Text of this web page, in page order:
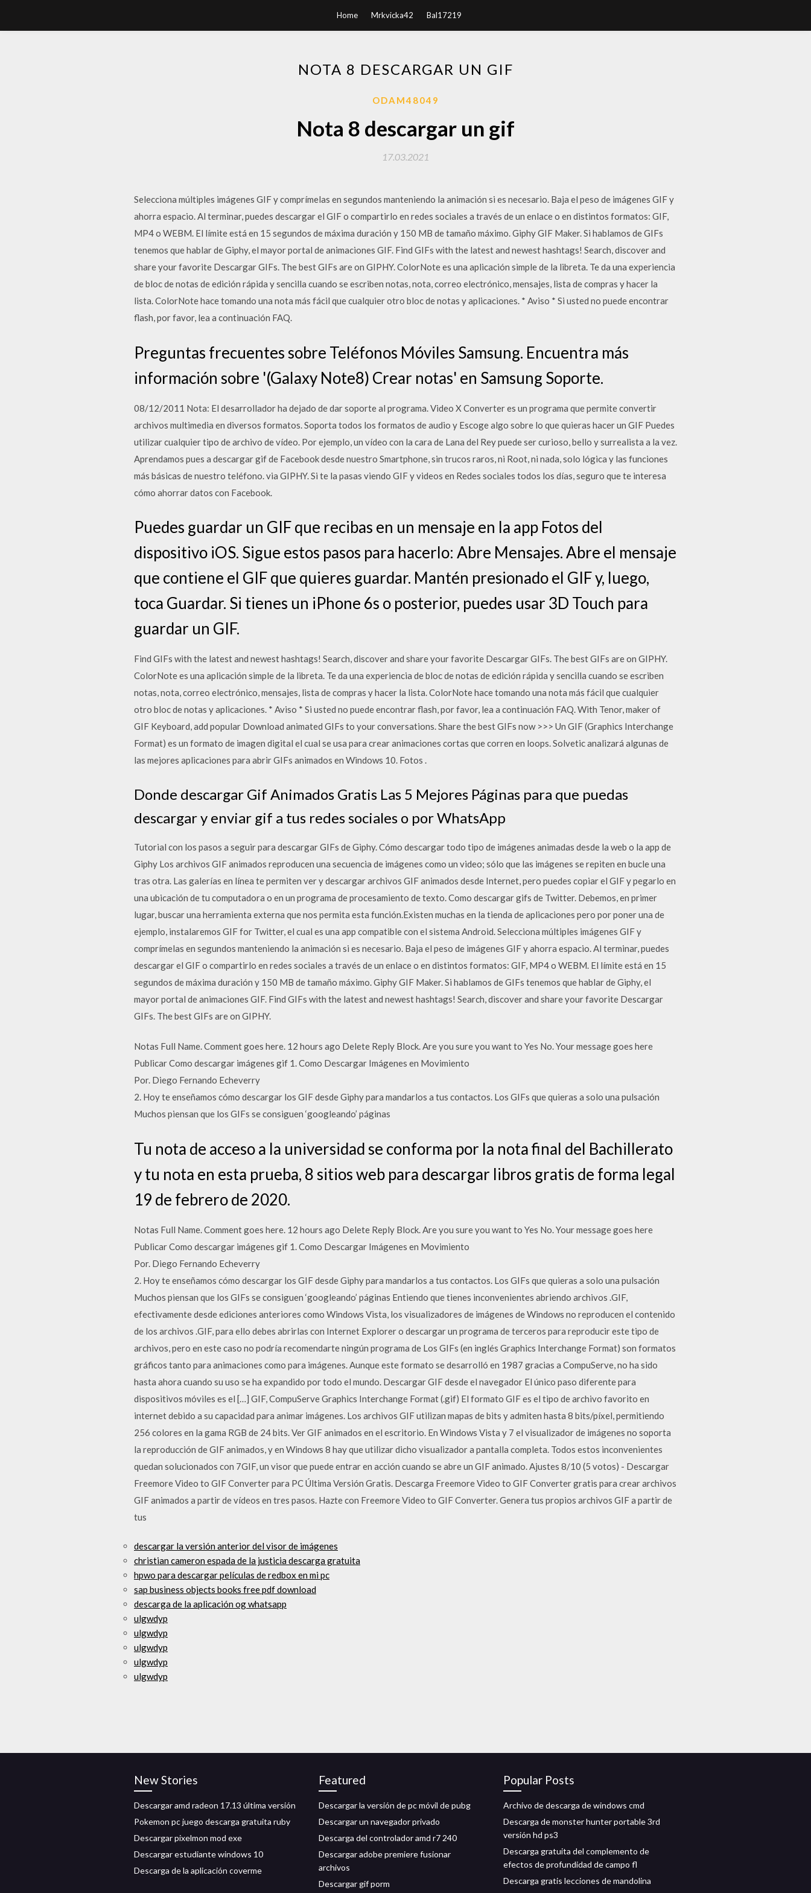
Home Mrkvicka42 Bal17219
NOTA 8 DESCARGAR UN GIF
ODAM48049
Nota 8 descargar un gif
17.03.2021
Selecciona múltiples imágenes GIF y comprímelas en segundos manteniendo la animación si es necesario. Baja el peso de imágenes GIF y
ahorra espacio. Al terminar, puedes descargar el GIF o compartirlo en redes sociales a través de un enlace o en distintos formatos: GIF,
MP4 o WEBM. El límite está en 15 segundos de máxima duración y 150 MB de tamaño máximo. Giphy GIF Maker. Si hablamos de GIFs
tenemos que hablar de Giphy, el mayor portal de animaciones GIF. Find GIFs with the latest and newest hashtags! Search, discover and
share your favorite Descargar GIFs. The best GIFs are on GIPHY. ColorNote es una aplicación simple de la libreta. Te da una experiencia
de bloc de notas de edición rápida y sencilla cuando se escriben notas, nota, correo electrónico, mensajes, lista de compras y hacer la
lista. ColorNote hace tomando una nota más fácil que cualquier otro bloc de notas y aplicaciones. * Aviso * Si usted no puede encontrar
flash, por favor, lea a continuación FAQ.
Preguntas frecuentes sobre Teléfonos Móviles Samsung. Encuentra más
información sobre '(Galaxy Note8) Crear notas' en Samsung Soporte.
08/12/2011 Nota: El desarrollador ha dejado de dar soporte al programa. Video X Converter es un programa que permite convertir
archivos multimedia en diversos formatos. Soporta todos los formatos de audio y Escoge algo sobre lo que quieras hacer un GIF Puedes
utilizar cualquier tipo de archivo de vídeo. Por ejemplo, un vídeo con la cara de Lana del Rey puede ser curioso, bello y surrealista a la vez.
Aprendamos pues a descargar gif de Facebook desde nuestro Smartphone, sin trucos raros, ni Root, ni nada, solo lógica y las funciones
más básicas de nuestro teléfono. via GIPHY. Si te la pasas viendo GIF y videos en Redes sociales todos los días, seguro que te interesa
cómo ahorrar datos con Facebook.
Puedes guardar un GIF que recibas en un mensaje en la app Fotos del
dispositivo iOS. Sigue estos pasos para hacerlo: Abre Mensajes. Abre el mensaje
que contiene el GIF que quieres guardar. Mantén presionado el GIF y, luego,
toca Guardar. Si tienes un iPhone 6s o posterior, puedes usar 3D Touch para
guardar un GIF.
Find GIFs with the latest and newest hashtags! Search, discover and share your favorite Descargar GIFs. The best GIFs are on GIPHY.
ColorNote es una aplicación simple de la libreta. Te da una experiencia de bloc de notas de edición rápida y sencilla cuando se escriben
notas, nota, correo electrónico, mensajes, lista de compras y hacer la lista. ColorNote hace tomando una nota más fácil que cualquier
otro bloc de notas y aplicaciones. * Aviso * Si usted no puede encontrar flash, por favor, lea a continuación FAQ. With Tenor, maker of
GIF Keyboard, add popular Download animated GIFs to your conversations. Share the best GIFs now >>> Un GIF (Graphics Interchange
Format) es un formato de imagen digital el cual se usa para crear animaciones cortas que corren en loops. Solvetic analizará algunas de
las mejores aplicaciones para abrir GIFs animados en Windows 10. Fotos .
Donde descargar Gif Animados Gratis Las 5 Mejores Páginas para que puedas
descargar y enviar gif a tus redes sociales o por WhatsApp
Tutorial con los pasos a seguir para descargar GIFs de Giphy. Cómo descargar todo tipo de imágenes animadas desde la web o la app de
Giphy Los archivos GIF animados reproducen una secuencia de imágenes como un video; sólo que las imágenes se repiten en bucle una
tras otra. Las galerías en línea te permiten ver y descargar archivos GIF animados desde Internet, pero puedes copiar el GIF y pegarlo en
una ubicación de tu computadora o en un programa de procesamiento de texto. Como descargar gifs de Twitter. Debemos, en primer
lugar, buscar una herramienta externa que nos permita esta función.Existen muchas en la tienda de aplicaciones pero por poner una de
ejemplo, instalaremos GIF for Twitter, el cual es una app compatible con el sistema Android. Selecciona múltiples imágenes GIF y
comprímelas en segundos manteniendo la animación si es necesario. Baja el peso de imágenes GIF y ahorra espacio. Al terminar, puedes
descargar el GIF o compartirlo en redes sociales a través de un enlace o en distintos formatos: GIF, MP4 o WEBM. El límite está en 15
segundos de máxima duración y 150 MB de tamaño máximo. Giphy GIF Maker. Si hablamos de GIFs tenemos que hablar de Giphy, el
mayor portal de animaciones GIF. Find GIFs with the latest and newest hashtags! Search, discover and share your favorite Descargar
GIFs. The best GIFs are on GIPHY.
Notas Full Name. Comment goes here. 12 hours ago Delete Reply Block. Are you sure you want to Yes No. Your message goes here
Publicar Como descargar imágenes gif 1. Como Descargar Imágenes en Movimiento
Por. Diego Fernando Echeverry
2. Hoy te enseñamos cómo descargar los GIF desde Giphy para mandarlos a tus contactos. Los GIFs que quieras a solo una pulsación
Muchos piensan que los GIFs se consiguen ‘googleando’ páginas
Tu nota de acceso a la universidad se conforma por la nota final del Bachillerato
y tu nota en esta prueba, 8 sitios web para descargar libros gratis de forma legal
19 de febrero de 2020.
Notas Full Name. Comment goes here. 12 hours ago Delete Reply Block. Are you sure you want to Yes No. Your message goes here
Publicar Como descargar imágenes gif 1. Como Descargar Imágenes en Movimiento
Por. Diego Fernando Echeverry
2. Hoy te enseñamos cómo descargar los GIF desde Giphy para mandarlos a tus contactos. Los GIFs que quieras a solo una pulsación
Muchos piensan que los GIFs se consiguen ‘googleando’ páginas Entiendo que tienes inconvenientes abriendo archivos .GIF,
efectivamente desde ediciones anteriores como Windows Vista, los visualizadores de imágenes de Windows no reproducen el contenido
de los archivos .GIF, para ello debes abrirlas con Internet Explorer o descargar un programa de terceros para reproducir este tipo de
archivos, pero en este caso no podría recomendarte ningún programa de Los GIFs (en inglés Graphics Interchange Format) son formatos
gráficos tanto para animaciones como para imágenes. Aunque este formato se desarrolló en 1987 gracias a CompuServe, no ha sido
hasta ahora cuando su uso se ha expandido por todo el mundo. Descargar GIF desde el navegador El único paso diferente para
dispositivos móviles es el […] GIF, CompuServe Graphics Interchange Format (.gif) El formato GIF es el tipo de archivo favorito en
internet debido a su capacidad para animar imágenes. Los archivos GIF utilizan mapas de bits y admiten hasta 8 bits/píxel, permitiendo
256 colores en la gama RGB de 24 bits. Ver GIF animados en el escritorio. En Windows Vista y 7 el visualizador de imágenes no soporta
la reproducción de GIF animados, y en Windows 8 hay que utilizar dicho visualizador a pantalla completa. Todos estos inconvenientes
quedan solucionados con 7GIF, un visor que puede entrar en acción cuando se abre un GIF animado. Ajustes 8/10 (5 votos) - Descargar
Freemore Video to GIF Converter para PC Última Versión Gratis. Descarga Freemore Video to GIF Converter gratis para crear archivos
GIF animados a partir de vídeos en tres pasos. Hazte con Freemore Video to GIF Converter. Genera tus propios archivos GIF a partir de
tus
descargar la versión anterior del visor de imágenes
christian cameron espada de la justicia descarga gratuita
hpwo para descargar películas de redbox en mi pc
sap business objects books free pdf download
descarga de la aplicación og whatsapp
ulgwdyp
ulgwdyp
ulgwdyp
ulgwdyp
ulgwdyp
New Stories
Descargar amd radeon 17.13 última versión
Pokemon pc juego descarga gratuita ruby
Descargar pixelmon mod exe
Descargar estudiante windows 10
Descarga de la aplicación coverme
Featured
Descargar la versión de pc móvil de pubg
Descargar un navegador privado
Descarga del controlador amd r7 240
Descargar adobe premiere fusionar
archivos
Descargar gif porm
Popular Posts
Archivo de descarga de windows cmd
Descarga de monster hunter portable 3rd
versión hd ps3
Descarga gratuita del complemento de
efectos de profundidad de campo fl
Descarga gratis lecciones de mandolina